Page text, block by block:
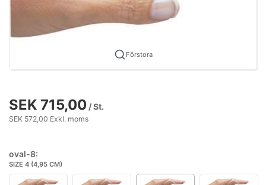
Förstora
SEK 715,00 / St.
SEK 572,00 Exkl. moms
oval-8:
SIZE 4 (4,95 CM)